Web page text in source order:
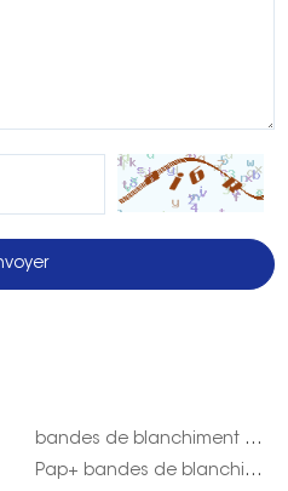
bandes de blanchiment des dents sans alcool
Pap+ bandes de blanchiment des dents qualité onuge